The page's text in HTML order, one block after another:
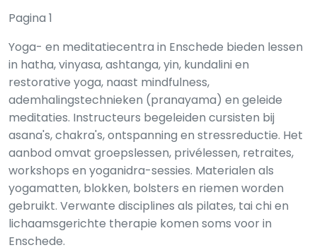
Pagina 1
Yoga- en meditatiecentra in Enschede bieden lessen
in hatha, vinyasa, ashtanga, yin, kundalini en
restorative yoga, naast mindfulness,
ademhalingstechnieken (pranayama) en geleide
meditaties. Instructeurs begeleiden cursisten bij
asana's, chakra's, ontspanning en stressreductie. Het
aanbod omvat groepslessen, privélessen, retraites,
workshops en yoganidra-sessies. Materialen als
yogamatten, blokken, bolsters en riemen worden
gebruikt. Verwante disciplines als pilates, tai chi en
lichaamsgerichte therapie komen soms voor in
Enschede.